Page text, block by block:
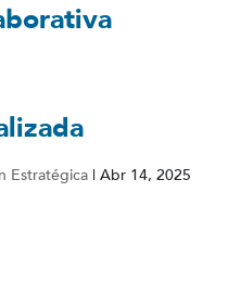
Estratégica | Abr 14, 2025